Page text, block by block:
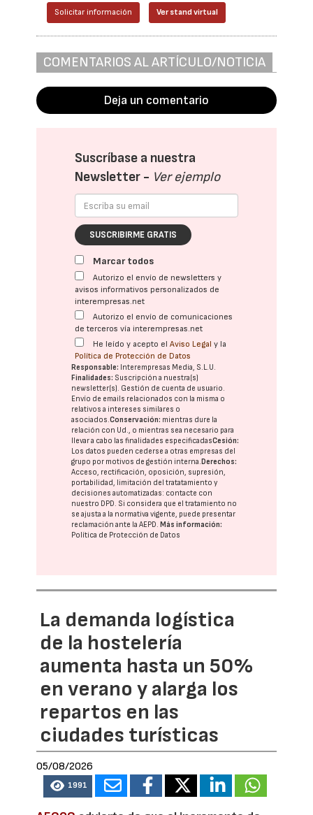
Solicitar información Ver stand virtual
COMENTARIOS AL ARTÍCULO/NOTICIA
Deja un comentario
Suscríbase a nuestra
Newsletter - Ver ejemplo
SUSCRIBIRME GRATIS
Marcar todos
Autorizo el envío de newsletters y
avisos informativos personalizados de
interempresas.net
Autorizo el envío de comunicaciones
de terceros vía interempresas.net
He leído y acepto elAviso Legal y la
Política de Protección de Datos
Responsable: Interempresas Media, S.L.U.
Finalidades: Suscripción a nuestra(s)
newsletter(s). Gestión de cuenta de usuario.
Envío de emails relacionados con la misma o
relativos a intereses similares o
asociados.Conservación: mientras dure la
relación con Ud., o mientras sea necesario para
llevar a cabo las finalidades especificadasCesión:
Los datos pueden cederse a otras empresas del
grupo por motivos de gestión interna. Derechos:
Acceso, rectificación, oposición, supresión,
portabilidad, limitación del tratatamiento y
decisiones automatizadas: contacte con
nuestro DPD. Si considera que el tratamiento no
se ajusta a la normativa vigente, puede presentar
reclamación ante laAEPD. Más información:
Política de Protección de Datos
La demanda logística
de la hostelería
aumenta hasta un 50%
en verano y alarga los
repartos en las
ciudades turísticas
05/08/2026
1991